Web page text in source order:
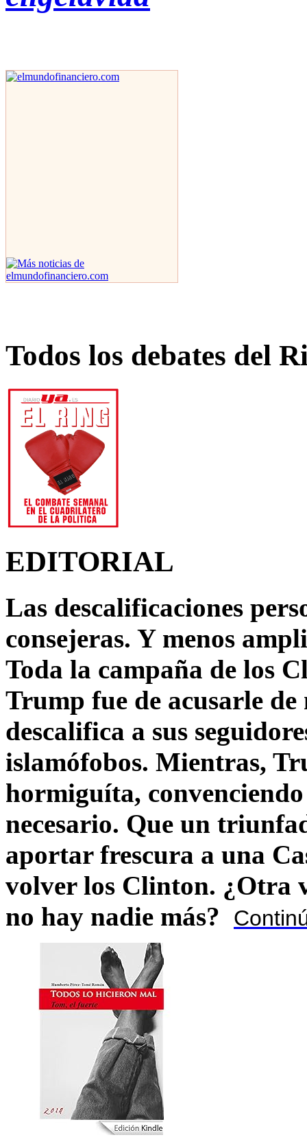
Todos los debates del
EDITORIAL
Las descalificaciones
consejeras. Y menos
Toda la campaña de los
Trump fue de acusarle
descalifica a sus
islamófobos. Mientras,
hormiguíta,
necesario. Que un
aportar frescura a una
volver los Clinton. ¿Otra
no hay nadie más?